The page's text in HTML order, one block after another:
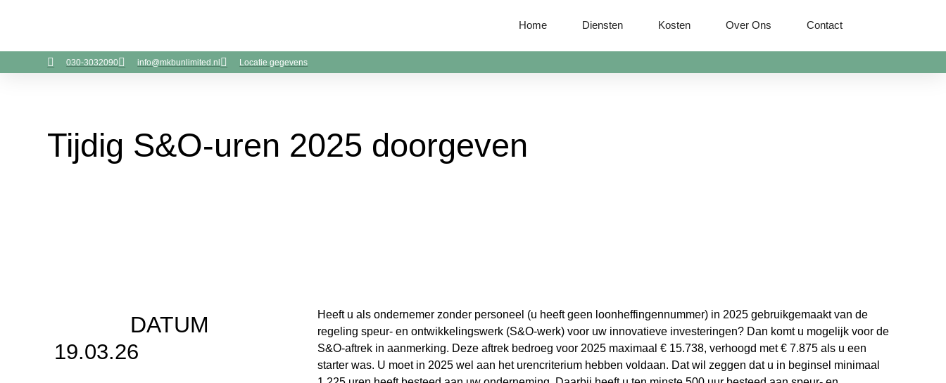
Home Diensten Kosten Over Ons Contact
030-3032090 info@mkbunlimited.nl Locatie gegevens
Tijdig S&O-uren 2025 doorgeven
DATUM
19.03.26
Heeft u als ondernemer zonder personeel (u heeft geen loonheffingennummer) in 2025 gebruikgemaakt van de
regeling speur- en ontwikkelingswerk (S&O-werk) voor uw innovatieve investeringen? Dan komt u mogelijk voor de
S&O-aftrek in aanmerking. Deze aftrek bedroeg voor 2025 maximaal € 15.738, verhoogd met € 7.875 als u een
starter was. U moet in 2025 wel aan het urencriterium hebben voldaan. Dat wil zeggen dat u in beginsel minimaal